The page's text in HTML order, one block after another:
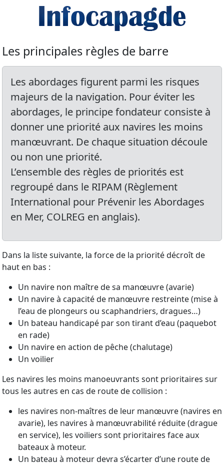
Les principales règles de barre
Les abordages figurent parmi les risques
majeurs de la navigation. Pour éviter les
abordages, le principe fondateur consiste à
donner une priorité aux navires les moins
manœuvrant. De chaque situation découle
ou non une priorité.
L’ensemble des règles de priorités est
regroupé dans le RIPAM (Règlement
International pour Prévenir les Abordages
en Mer, COLREG en anglais).
Dans la liste suivante, la force de la priorité décroît de
haut en bas :
Un navire non maître de sa manœuvre (avarie)
Un navire à capacité de manœuvre restreinte (mise à
l’eau de plongeurs ou scaphandriers, dragues…)
Un bateau handicapé par son tirant d’eau (paquebot
en rade)
Un navire en action de pêche (chalutage)
Un voilier
Les navires les moins manoeuvrants sont prioritaires sur
tous les autres en cas de route de collision :
les navires non-maîtres de leur manœuvre (navires en
avarie), les navires à manœuvrabilité réduite (drague
en service), les voiliers sont prioritaires face aux
bateaux à moteur.
Un bateau à moteur devra s’écarter d’une route de